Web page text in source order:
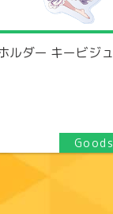
ルダー キービジュ